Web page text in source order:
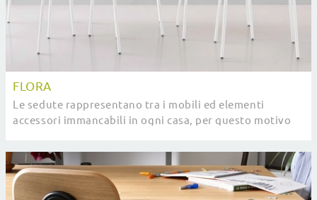
FLORA
Le sedute rappresentano tra i mobili ed elementi
accessori immancabili in ogni casa, per questo motivo